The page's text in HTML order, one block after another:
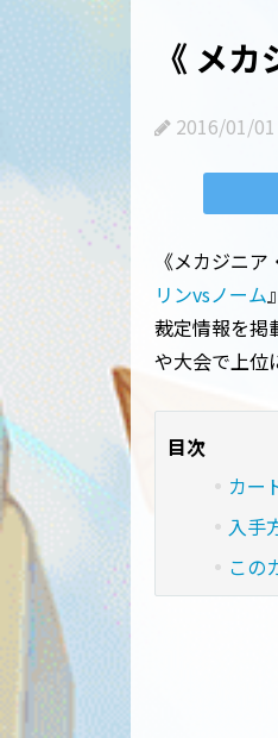
《 メ
2016/01/01
《メカジニ
リンvsノーム
裁定情報を掲
や大会で上位
目次
カー
入手
この